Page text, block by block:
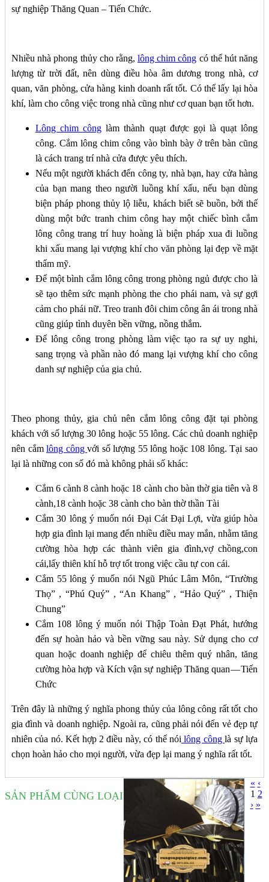
sự nghiệp Thăng Quan – Tiến Chức.
Nhiều nhà phong thủy cho rằng, lông chim công có thể hút năng
lượng từ trời đất, nên dùng điều hòa âm dương trong nhà, cơ
quan, văn phòng, cửa hàng kinh doanh rất tốt. Có thể lấy lại hòa
khí, làm cho công việc trong nhà cũng như cơ quan bạn tốt hơn.
Lông chim công làm thành quạt được gọi là quạt lông
công. Cắm lông chim công vào bình bày ở trên bàn cũng
là cách trang trí nhà cửa được yêu thích.
Nếu một người khách đến công ty, nhà bạn, hay cửa hàng
của bạn mang theo người luồng khí xấu, nếu bạn dùng
biện pháp phong thủy lộ liễu, khách biết sẽ buồn, bởi thế
dùng một bức tranh chim công hay một chiếc bình cắm
lông công trang trí huy hoàng là biện pháp xua đi luồng
khi xấu mang lại vượng khí cho văn phòng lại đẹp về mặt
thẩm mỹ.
Để một bình cắm lông công trong phòng ngủ được cho là
sẽ tạo thêm sức mạnh phòng the cho phái nam, và sự gợi
cảm cho phái nữ. Treo tranh đôi chim công ân ái trong nhà
cũng giúp tình duyên bền vững, nồng thắm.
Để lông công trong phòng làm việc tạo ra sự uy nghi,
sang trọng và phần nào đó mang lại vượng khí cho công
danh sự nghiệp của gia chủ.
Theo phong thủy, gia chủ nên cắm lông công đặt tại phòng
khách với số lượng 30 lông hoặc 55 lông. Các chủ doanh nghiệp
nên cắmlông côngvới số lượng 55 lông hoặc 108 lông. Tại sao
lại là những con số đó mà không phải số khác:
Cắm 6 cành 8 cành hoặc 18 cành cho bàn thờ gia tiên và 8
cành,18 cành hoặc 38 cành cho bàn thờ thần Tài
Cắm 30 lông ý muốn nói Đại Cát Đại Lợi, vừa giúp hòa
hợp gia đình lại mang đến nhiều điều may mắn, nhằm tăng
cường hòa hợp các thành viên gia đình,vợ chồng,con
cái,lấy thiên khí hỗ trợ tốt trong việc cầu tự con cái.
Cắm 55 lông ý muốn nói Ngũ Phúc Lâm Môn, “Trường
Thọ” , “Phú Quý” , “An Khang” , “Hảo Quý” , Thiện
Chung”
Cắm 108 lông ý muốn nói Thập Toàn Đạt Phát, hướng
đến sự hoàn hảo và bền vững sau này. Sử dụng cho cơ
quan hoặc doanh nghiệp để chiêu thêm quý nhân, tăng
cường hòa hợp và Kích vận sự nghiệp Thăng quan — Tiến
Chức
Trên đây là những ý nghĩa phong thủy của lông công rất tốt cho
gia đình và doanh nghiệp. Ngoài ra, cũng phải nói đến vẻ đẹp tự
nhiên của nó. Kết hợp 2 điều này, có thể nói lông cônglà sự lựa
chọn hoàn hảo cho mọi người, vừa đẹp lại mang ý nghĩa rất tốt.
SẢN PHẨM CÙNG LOẠI
« ‹
1 2
› »